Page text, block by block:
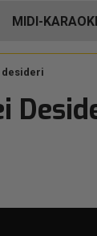
MIDI-
desideri